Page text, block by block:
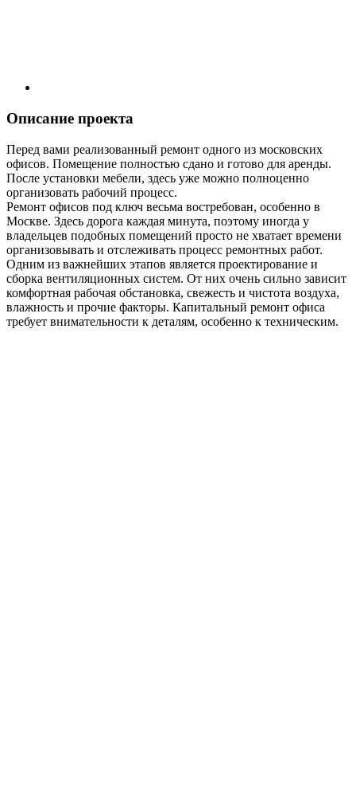
Описание проекта
Перед вами реализованный ремонт одного из московских
офисов. Помещение полностью сдано и готово для аренды.
После установки мебели, здесь уже можно полноценно
организовать рабочий процесс.
Ремонт офисов под ключ весьма востребован, особенно в
Москве. Здесь дорога каждая минута, поэтому иногда у
владельцев подобных помещений просто не хватает времени
организовывать и отслеживать процесс ремонтных работ.
Одним из важнейших этапов является проектирование и
сборка вентиляционных систем. От них очень сильно зависит
комфортная рабочая обстановка, свежесть и чистота воздуха,
влажность и прочие факторы. Капитальный ремонт офиса
требует внимательности к деталям, особенно к техническим.